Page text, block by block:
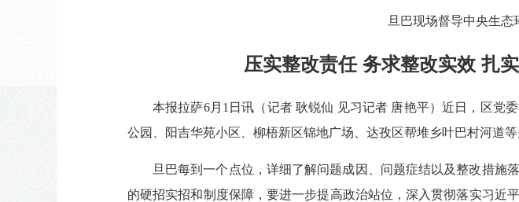
旦巴现场督导中央生
压实整改责任 务求整改实效 扎
本报拉萨6月1日讯（记者 耿锐仙 见习记者 唐艳平）近日，区党
公园、阳吉华苑小区、柳梧新区锦地广场、达孜区帮堆乡叶巴村河道
旦巴每到一个点位，详细了解问题成因、问题症结以及整改措施
的硬招实招和制度保障，要进一步提高政治站位，深入贯彻落实习近